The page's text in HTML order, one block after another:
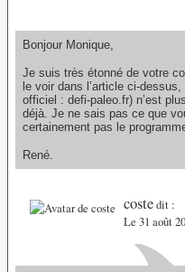
Bonjour Monique,
Je suis très étonné de votre
le voir dans l’article ci-
officiel : defi-paleo.fr) n’est
déjà. Je ne sais pas ce que
certainement pas le
René.
costedit :
Le 31 août